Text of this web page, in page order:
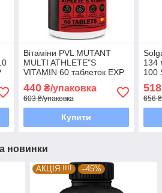
Вітаміни PVL MUTANT
MULTI ATHLETE"S
VITAMIN 60 таблеток EXP
9/26 року включно
440₴/упаковка
603 ₴/упаковка
Купити
134
100
518
656
новинки
АКЦІЯ !!!! –45%